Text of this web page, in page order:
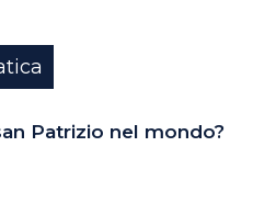
Patrizio nel mondo?